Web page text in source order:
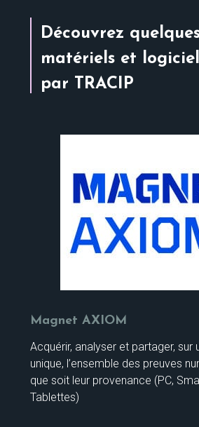
Découvrez
matériels et
par TRACIP
Magnet AXIOM
Acquérir, analyser et partager, sur
unique, l’ensemble des preuves
que soit leur provenance (PC,
Tablettes)